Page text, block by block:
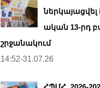
ական 13-րդ
շրջանակում
14:52-31.07.26